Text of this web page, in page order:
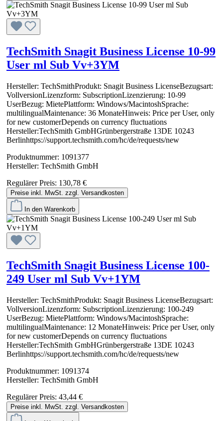
TechSmith Snagit Business License 10-99
User ml Sub Vv+3YM
Hersteller: TechSmithProdukt: Snagit Business LicenseBezugsart:
VollversionLizenzform: SubscriptionLizenzierung: 10-99
UserBezug: MietePlattform: Windows/MacintoshSprache:
multilingualMaintenance: 36 MonateHinweis: Price per User, only
for new customerDepends on currency fluctuations
Hersteller:TechSmith GmbHGrünbergerstraße 13DE 10243
Berlinhttps://support.techsmith.com/hc/de/requests/new
Produktnummer: 1091377
Hersteller: TechSmith GmbH
Regulärer Preis: 130,78 €
Preise inkl. MwSt. zzgl. Versandkosten
In den Warenkorb
TechSmith Snagit Business License 100-
249 User ml Sub Vv+1YM
Hersteller: TechSmithProdukt: Snagit Business LicenseBezugsart:
VollversionLizenzform: SubscriptionLizenzierung: 100-249
UserBezug: MietePlattform: Windows/MacintoshSprache:
multilingualMaintenance: 12 MonateHinweis: Price per User, only
for new customerDepends on currency fluctuations
Hersteller:TechSmith GmbHGrünbergerstraße 13DE 10243
Berlinhttps://support.techsmith.com/hc/de/requests/new
Produktnummer: 1091374
Hersteller: TechSmith GmbH
Regulärer Preis: 43,44 €
Preise inkl. MwSt. zzgl. Versandkosten